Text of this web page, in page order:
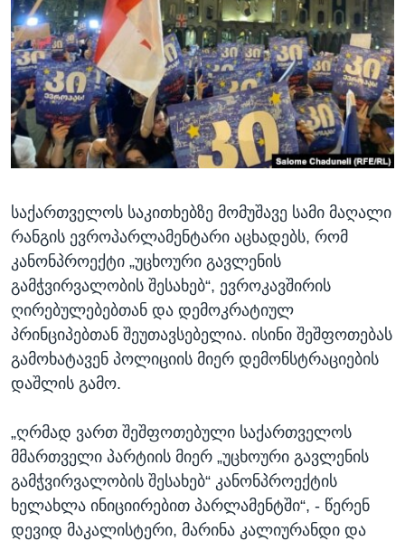
ᲡᲢᲣᲓᲘᲐ ᲕᲐᲨᲘᲜᲒᲢᲝᲜᲘ
ᲔᲙᲝᲜᲝᲛᲘᲙᲐ
ᲯᲐᲜᲛᲠᲗᲔᲚᲝᲑᲐ
ᲛᲔᲪᲜᲘᲔᲠᲔᲑᲐ
ᲘᲜᲢᲔᲠᲕᲘᲣ
ᲙᲣᲚᲢᲣᲠᲐ
ᲓᲔᲖᲘᲜᲤᲝᲠᲛᲐᲪᲘᲐ
Learning English
ᲗᲕᲐᲚᲘ ᲒᲕᲐᲓᲔᲕᲜᲔᲗ
ენები
საქართველოს საკითხებზე მომუშავე სამი მაღალი
რანგის ევროპარლამენტარი აცხადებს, რომ
კანონპროექტი „უცხოური გავლენის
გამჭვირვალობის შესახებ“, ევროკავშირის
ღირებულებებთან და დემოკრატიულ
პრინციპებთან შეუთავსებელია. ისინი შეშფოთებას
გამოხატავენ პოლიციის მიერ დემონსტრაციების
დაშლის გამო.
„ღრმად ვართ შეშფოთებული საქართველოს
მმართველი პარტიის მიერ „უცხოური გავლენის
გამჭვირვალობის შესახებ“ კანონპროექტის
ხელახლა ინიციირებით პარლამენტში“, - წერენ
დევიდ მაკალისტერი, მარინა კალიურანდი და